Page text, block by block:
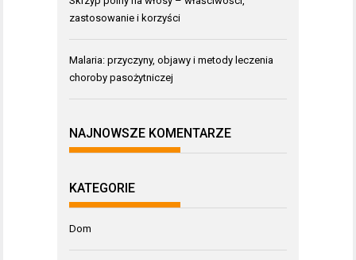
zastosowanie i korzyści
Malaria: przyczyny, objawy i metody leczenia
choroby pasożytniczej
NAJNOWSZE KOMENTARZE
KATEGORIE
Dom